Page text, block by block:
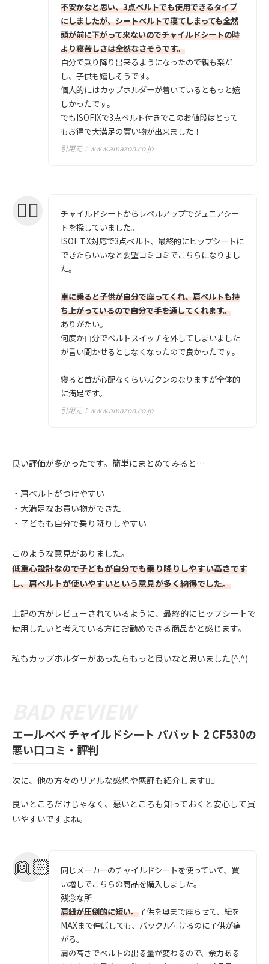
不安かなと思い、3点ベルトでも使用できるタイプ
にしましたが、シートベルトで寝てしまっても全然
頭が前に下がって来ないのでチャイルドシートの時
より寝苦しさは全然なさそうです。
自分で乗り降り出来るようになったので親も楽だ
し、子供も嬉しそうです。
個人的にはカップホルダーが着いているともっと嬉
しかったです。
でもISOFIXで3点ベルト付きでこのお値段はとって
もお得で大満足の買い物が出来ました！
引用元： www.amazon.co.jp
チャイルドシートからレベルアップでジュニアシー
トを探していました。
ISOFＩX対応で3点ベルト、最終的にヒップシートに
できたらいいなと要望コミコミでこちらになりまし
た。
車に乗ると子供が自分で座ってくれ、肩ベルトも持
ち上がっているので自分で手を通してくれます。
ありがたい。
何度か自分でベルトスイッチを外してしまいました
が言い聞かせるとしなくなったので良かったです。
寝ると首が心配なくらいガクンのなりますが全体的
に満足です。
引用元： www.amazon.co.jp
良い評価が多かったです。簡単にまとめてみると…
・肩ベルトがつけやすい
・大満足なお買い物ができた
・子どもも自分で乗り降りしやすい
このような意見がありました。
低重心設計なので子どもが自分でも乗り降りしやすい高さです
し、肩ベルトが使いやすいという意見が多く納得でした。
上記の方がレビューされているように、最終的にヒップシートで
使用したいと考えている方にお勧めできる商品かと感じます。
私もカップホルダーがあったらもっと良いなと思いました(^.^)
エールベベ チャイルドシート パパット 2 CF530の
悪い口コミ・評判
次に、他の方々のリアルな感想や悪評も紹介します💁‍♀️
良いところだけじゃなく、悪いところも知っておくと安心して買
いやすいですよね。
同じメーカーのチャイルドシートを使っていて、買
い増しでこちらの商品を購入しました。
残念な所
肩紐が圧倒的に短い。子供を奥まで座らせて、紐を
MAXまで伸ばしても、バックル付けるのに子供が痛
がる。
肩の高さでベルトの出る量が変わるので、余力ある